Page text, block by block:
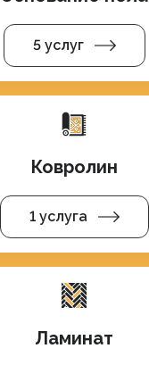
5 услуг
Ковролин
1 услуга
Ламинат